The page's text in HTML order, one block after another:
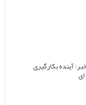
آینده بکارگیری